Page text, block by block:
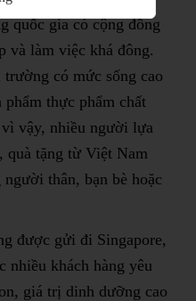
quốc gia có cộng đồng
và làm việc khá đông.
có mức sống cao
phẩm thực phẩm chất
vậy, nhiều người lựa
quà tặng từ Việt Nam
người thân, bạn bè hoặc
được gửi đi Singapore,
nhiều khách hàng yêu
giá trị dinh dưỡng cao